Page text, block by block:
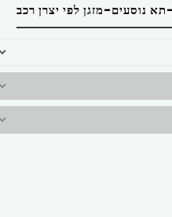
נוסעים-מזגן לפי יצרן רכב